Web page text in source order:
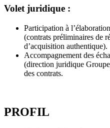
Volet juridique :
Participation à
(contrats préliminaires de
d’acquisition authentique).
Accompagnement des
(direction juridique
des contrats.
PROFIL